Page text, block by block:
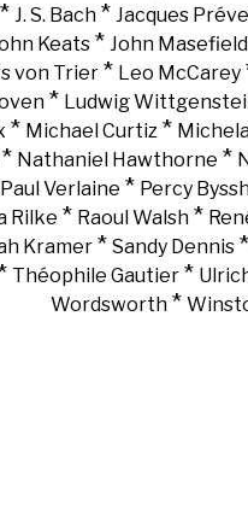
* J. S. Bach * Jacques
Keats* John Masefield
von Trier* Leo McCarey
* Ludwig
* Michael Curtiz*
* Nathaniel Hawthorne *
Paul Verlaine * Percy
Rilke * Raoul Walsh*
Kramer* Sandy Dennis*
Théophile Gautier *
Wordsworth *